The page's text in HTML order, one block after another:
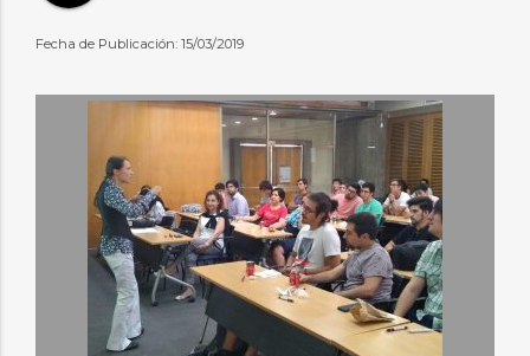
Fecha de Publicación: 15/03/2019